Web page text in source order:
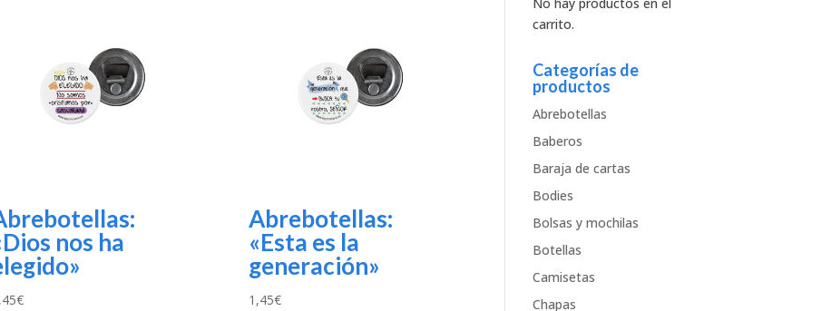
nos ha
€
Abrebotellas:
«Esta es la
generación»
1,45€
carrito.
Categorías de
productos
Abrebotellas
Baberos
Baraja de cartas
Bodies
Bolsas y mochilas
Botellas
Camisetas
Chapas